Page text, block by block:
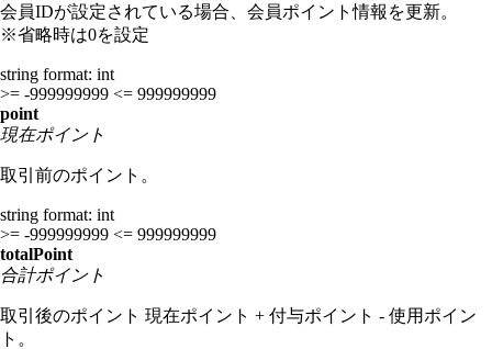
会員IDが設定されている場合、会員ポイント情報を更新。
※省略時は0を設定
string format: int
>= -999999999 <= 999999999
point
現在ポイント
取引前のポイント。
string format: int
>= -999999999 <= 999999999
totalPoint
合計ポイント
取引後のポイント 現在ポイント + 付与ポイント - 使用ポイン
ト。